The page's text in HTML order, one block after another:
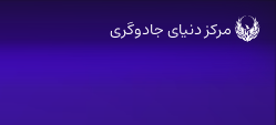
ورود
به
مرکز دنیای جادوگری